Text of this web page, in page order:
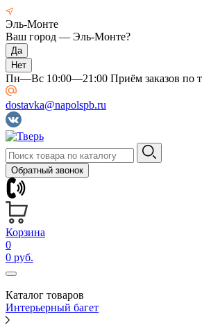
Эль-Монте
Ваш город — Эль-Монте?
Пн—Вс 10:00—21:00 Приём заказов по
dostavka@napolspb.ru
Обратный звонок
Корзина
0
0 руб.
Каталог товаров
Интерьерный багет